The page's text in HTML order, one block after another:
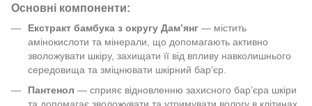
Основні компоненти:
Екстракт бамбука з округу Дам’янг — містить
амінокислоти та мінерали, що допомагають активно
зволожувати шкіру, захищати її від впливу навколишнього
середовища та зміцнювати шкірний бар’єр.
Пантенол — сприяє відновленню захисного бар’єра шкіри
та допомагає зволожувати та утримувати вологу в клітинах